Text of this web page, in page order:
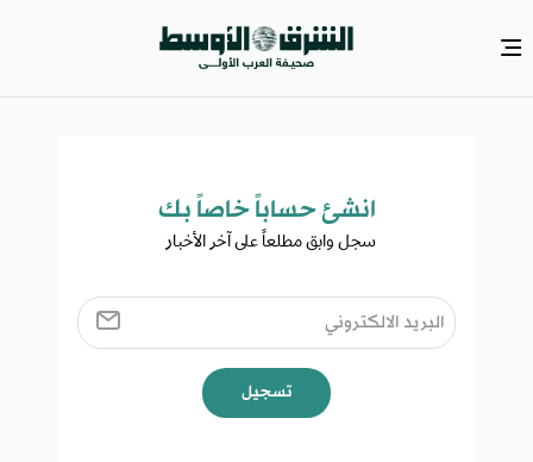
انشئ حساباً خاصاً بك​
سجل وابق مطلعاً على آخر الأخبار ​
تسجيل